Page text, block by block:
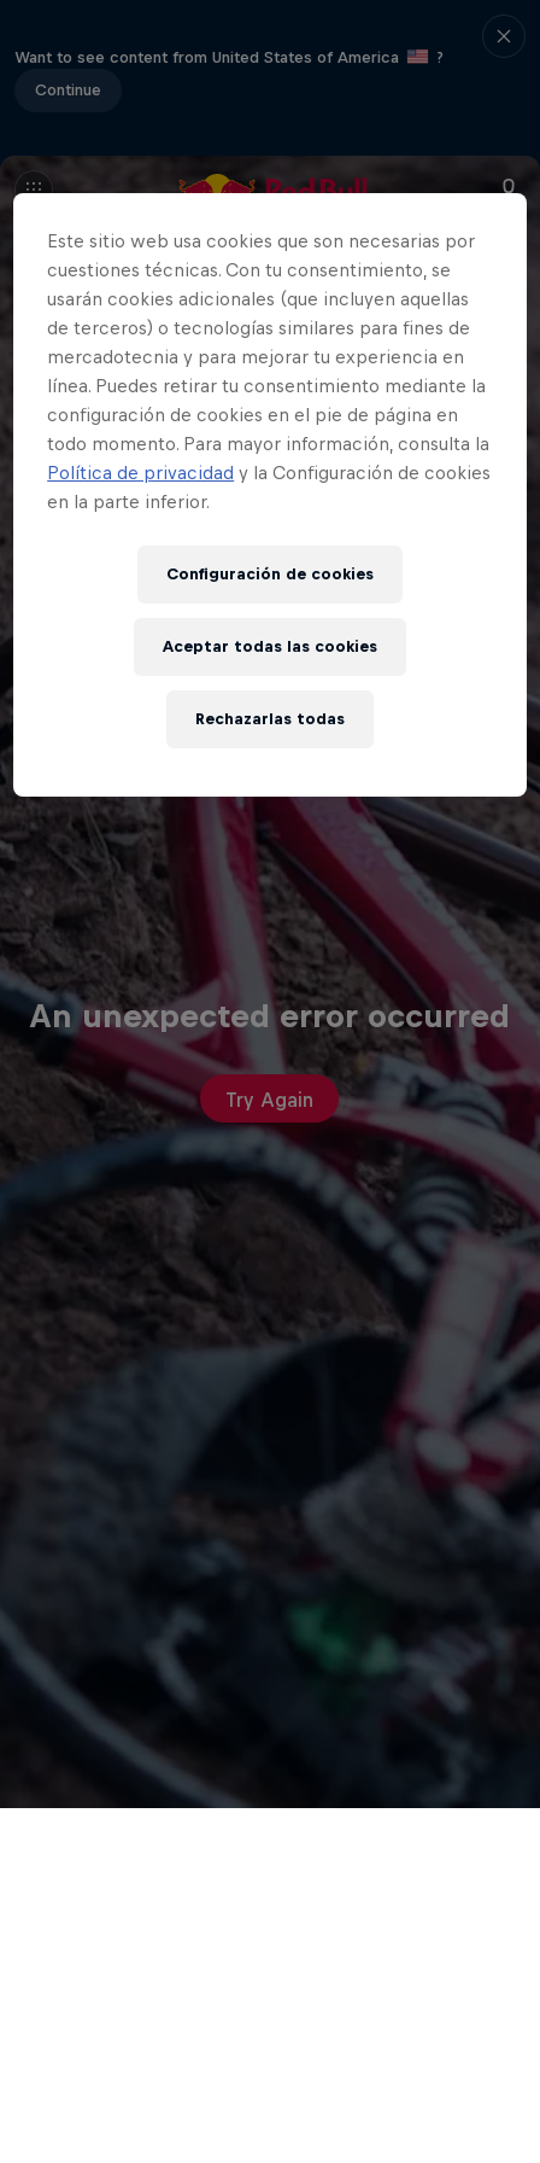
Want to see content from United States of America
?
Continue
An unexpected error occurred
Try Again
Este sitio web usa cookies que son necesarias por
cuestiones técnicas. Con tu consentimiento, se
usarán cookies adicionales (que incluyen aquellas
de terceros) o tecnologías similares para fines de
mercadotecnia y para mejorar tu experiencia en
línea. Puedes retirar tu consentimiento mediante la
configuración de cookies en el pie de página en
todo momento. Para mayor información, consulta la
Política de privacidad y la Configuración de cookies
en la parte inferior.
Configuración de cookies
Rechazarlas todas
Aceptar todas las cookies